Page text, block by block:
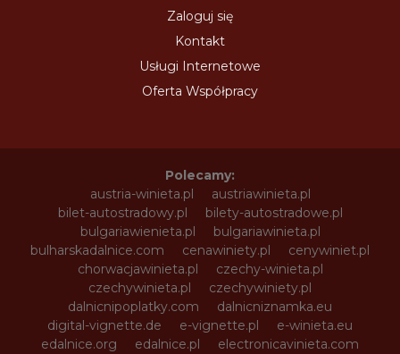
Zaloguj się
Kontakt
Usługi Internetowe
Oferta Współpracy
Polecamy:
austria-winieta.pl
austriawinieta.pl
bilet-autostradowy.pl
bilety-autostradowe.pl
bulgariawienieta.pl
bulgariawinieta.pl
bulharskadalnice.com
cenawiniety.pl
cenywiniet.pl
chorwacjawinieta.pl
czechy-winieta.pl
czechywinieta.pl
czechywiniety.pl
dalnicnipoplatky.com
dalnicniznamka.eu
digital-vignette.de
e-vignette.pl
e-winieta.eu
edalnice.org
edalnice.pl
electronicavinieta.com